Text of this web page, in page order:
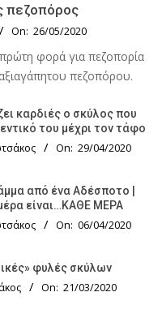
πεζοπόρος
On: 26/05/2020
φορά για πεζοπορία
πεζοπόρου.
καρδιές ο σκύλος που
του μέχρι τον τάφο
On: 29/04/2020
από ένα Αδέσποτο |
είναι…ΚΑΘΕ ΜΕΡΑ
On: 06/04/2020
φυλές σκύλων
On: 21/03/2020